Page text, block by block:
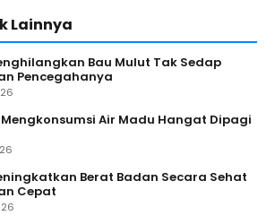
Lainnya
Bau Mulut Tak Sedap
Pencegahanya
Air Madu Hangat Dipagi
Berat Badan Secara Sehat
Cepat